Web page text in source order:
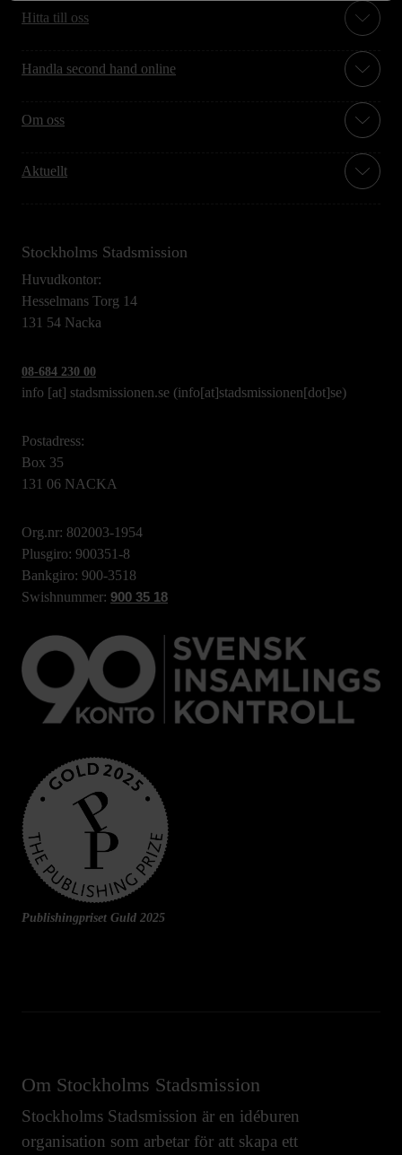
Hitta till oss
Handla second hand online
Om oss
Aktuellt
Stockholms Stadsmission
Huvudkontor:
Hesselmans Torg 14
131 54 Nacka
08-684 230 00
info [at] stadsmissionen.se (info[at]stadsmissionen[dot]se)
Postadress:
Box 35
131 06 NACKA
Org.nr: 802003-1954
Plusgiro: 900351-8
Bankgiro: 900-3518
Swishnummer: 900 35 18
Publishingpriset Guld 2025
Om Stockholms Stadsmission
Stockholms Stadsmission är en idéburen
organisation som arbetar för att skapa ett